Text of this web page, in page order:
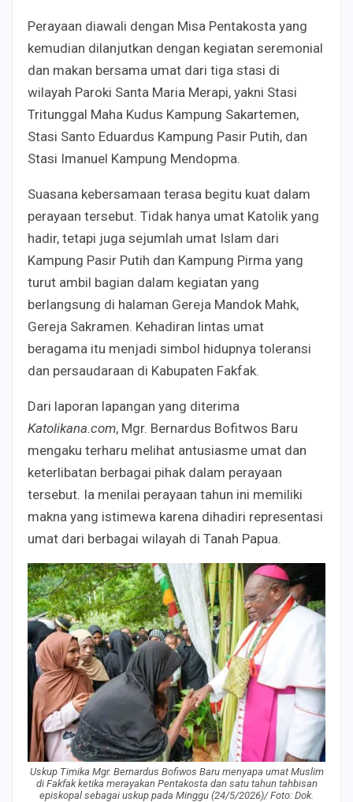
Perayaan diawali dengan Misa Pentakosta yang
kemudian dilanjutkan dengan kegiatan seremonial
dan makan bersama umat dari tiga stasi di
wilayah Paroki Santa Maria Merapi, yakni Stasi
Tritunggal Maha Kudus Kampung Sakartemen,
Stasi Santo Eduardus Kampung Pasir Putih, dan
Stasi Imanuel Kampung Mendopma.
Suasana kebersamaan terasa begitu kuat dalam
perayaan tersebut. Tidak hanya umat Katolik yang
hadir, tetapi juga sejumlah umat Islam dari
Kampung Pasir Putih dan Kampung Pirma yang
turut ambil bagian dalam kegiatan yang
berlangsung di halaman Gereja Mandok Mahk,
Gereja Sakramen. Kehadiran lintas umat
beragama itu menjadi simbol hidupnya toleransi
dan persaudaraan di Kabupaten Fakfak.
Dari laporan lapangan yang diterima
Katolikana.com, Mgr. Bernardus Bofitwos Baru
mengaku terharu melihat antusiasme umat dan
keterlibatan berbagai pihak dalam perayaan
tersebut. Ia menilai perayaan tahun ini memiliki
makna yang istimewa karena dihadiri representasi
umat dari berbagai wilayah di Tanah Papua.
Uskup Timika Mgr. Bernardus Bofiwos Baru menyapa umat Muslim
di Fakfak ketika merayakan Pentakosta dan satu tahun tahbisan
episkopal sebagai uskup pada Minggu (24/5/2026)/ Foto: Dok.